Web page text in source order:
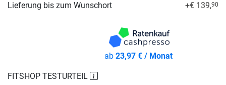
FITSHOP TESTURTEIL
Lieferung bis zum Wunschort +€ 139,90
ab 23,97 € / Monat